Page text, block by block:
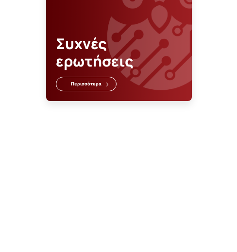
Συχνές
ερωτήσεις
Περισσότερα